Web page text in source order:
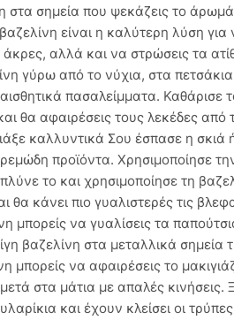
σημεία που ψεκάζεις το άρωμά
είναι η καλύτερη λύση
άκρες, αλλά και να στρώσεις τα
γύρω από το νύχια, στα
πασαλείμματα.
θα αφαιρέσεις τους λεκέδες
καλλυντικά Σου έσπασε η
προϊόντα. Χρησιμοποίησε
το και χρησιμοποίησε τη
θα κάνει πιο γυαλιστερές τις
μπορείς να γυαλίσεις τα
βαζελίνη στα μεταλλικά
μπορείς να αφαιρέσεις το
στα μάτια με απαλές κινήσεις.
και έχουν κλείσει οι